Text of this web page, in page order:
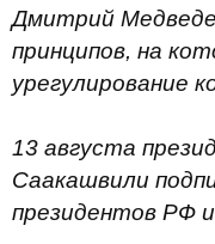
Дмитрий
принципов, на
урегулирование
13 августа
Саакашвили
президентов РФ